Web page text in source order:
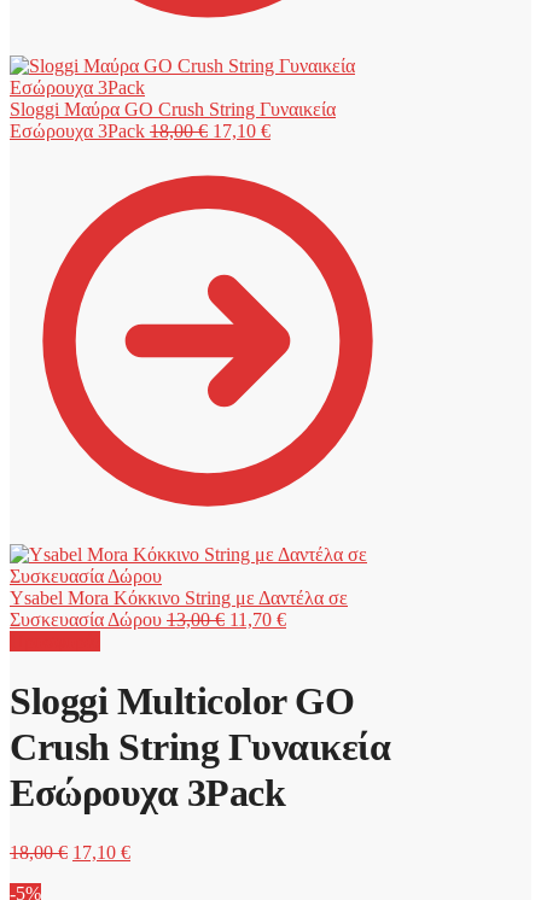
Sloggi Μαύρα GO Crush String Γυναικεία
Εσώρουχα 3Pack 18,00€ Original
was:
18,00 €.
17,10 €Η
είναι:
17,10 €.
Ysabel Mora Κόκκινο String με Δαντέλα σε
Συσκευασία Δώρου 13,00€ Original
13,00 €.
11,70 €Η
11,70 €.
Sloggi Multicolor GO
Crush String Γυναικεία
Εσώρουχα 3Pack
18,00€ Original
17,10 €Η
-5%